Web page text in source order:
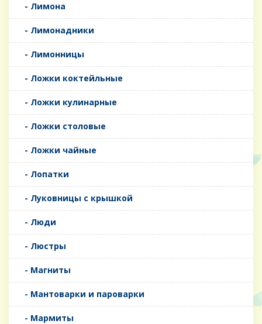
- Лимона
- Лимонадники
- Лимонницы
- Ложки коктейльные
- Ложки кулинарные
- Ложки столовые
- Ложки чайные
- Лопатки
- Луковницы с крышкой
- Люди
- Люстры
- Магниты
- Мантоварки и пароварки
- Мармиты